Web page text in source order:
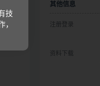
其他信息
注册登录
资料下载
技
，